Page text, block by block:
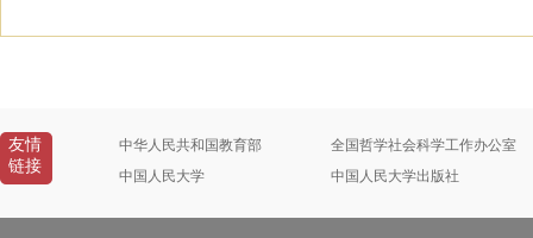
友情
链接
中华人民共和国教育部
全国哲学社会科学工作办公室
中国人民大学
中国人民大学出版社